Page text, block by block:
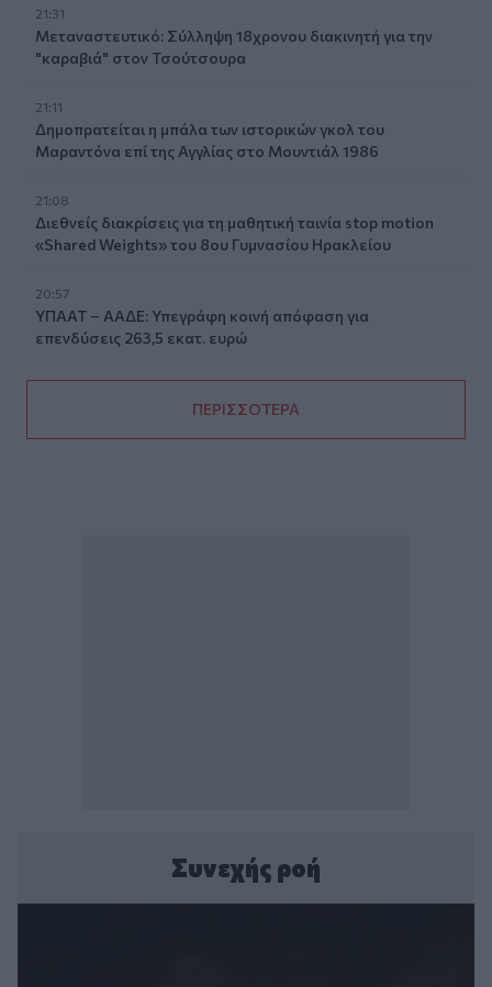
21:31
Μεταναστευτικό: Σύλληψη 18χρονου διακινητή για την
"καραβιά" στον Τσούτσουρα
21:11
Δημοπρατείται η μπάλα των ιστορικών γκολ του
Μαραντόνα επί της Αγγλίας στο Μουντιάλ 1986
21:08
Διεθνείς διακρίσεις για τη μαθητική ταινία stop motion
«Shared Weights» του 8ου Γυμνασίου Ηρακλείου
20:57
ΥΠΑΑΤ – ΑΑΔΕ: Υπεγράφη κοινή απόφαση για
επενδύσεις 263,5 εκατ. ευρώ
ΠΕΡΙΣΣΟΤΕΡΑ
Συνεχής ροή